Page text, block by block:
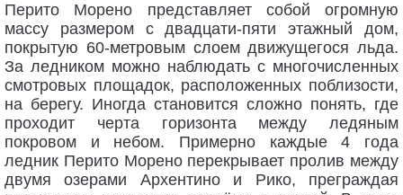
Перито Морено представляет собой огромную
массу размером с двадцати-пяти этажный дом,
покрытую 60-метровым слоем движущегося льда.
За ледником можно наблюдать с многочисленных
смотровых площадок, расположенных поблизости,
на берегу. Иногда становится сложно понять, где
проходит черта горизонта между ледяным
покровом и небом. Примерно каждые 4 года
ледник Перито Морено перекрывает пролив между
двумя озерами Архентино и Рико, преграждая